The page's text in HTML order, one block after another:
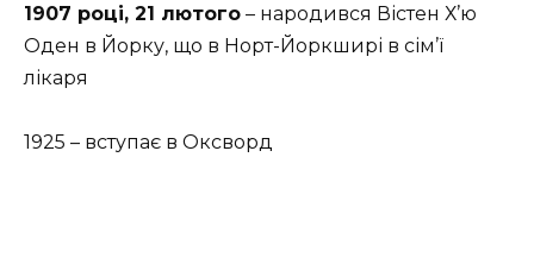
1907 році, 21 лютого – народився Вістен Х’ю
Оден в Йорку, що в Норт-Йоркширі в сім’ї
лікаря
1925 – вступає в Оксворд